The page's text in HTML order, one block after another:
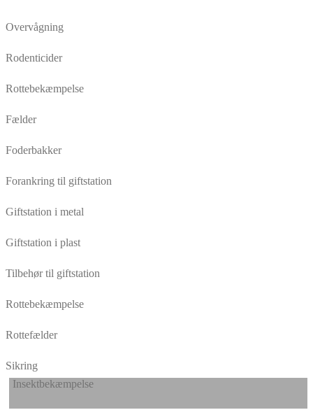
Overvågning
Rodenticider
Rottebekæmpelse
Fælder
Foderbakker
Forankring til giftstation
Giftstation i metal
Giftstation i plast
Tilbehør til giftstation
Rottebekæmpelse
Rottefælder
Sikring
Insektbekæmpelse